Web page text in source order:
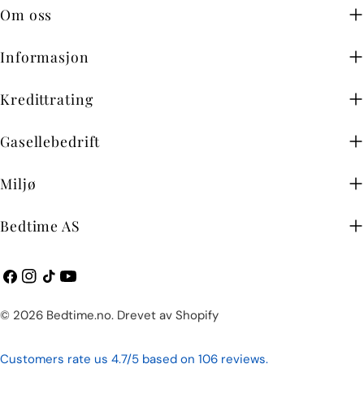
Om oss
Informasjon
Kredittrating
Gasellebedrift
Miljø
Bedtime AS
Facebook
Instagram
TikTokYouTube
© 2026 Bedtime.no. Drevet av Shopify
Betalingsmetoder
Customers rate us 4.7/5 based on 106 reviews.